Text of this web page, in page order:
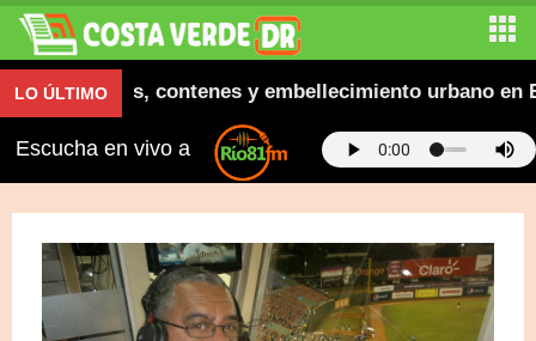
LO ÚLTIMO
aceras, contenes y embellecimiento urbano en El
Escucha en vivo a